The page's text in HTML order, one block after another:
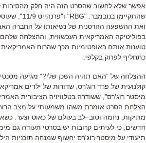
אפשר שלא לחשוב שהסרט הזה היה חלק מהסיבות
שהתקיימו בנובמבר . "
RBG
" ו"פרנהייט 11/9
",
ואת ההשפעה ההרסנית של נשיאותו על החברה
בפוליטיקה האמריקאית העכשווית וההצלחה שלהם
טוענות אותם באופטימיות מכך שהרוח
כתחליף לפתק בקלפי
ההצלחה של "האם תהיה השכן שלי?" מגיעה
קולנועית של פרד רוג'רס שדורות של ילדים
מיסטר רוג'רס", ששודרה בטלוויזיה הציבורית
הצלחת הסרט אומרת משהו משמעותי על מצב
מתיקות נחמה וטוב–לב בעולם של כאוס וצער
חדשים כי לעיתים קרובות יש בסרטי תעודה גם
תיעודי על מיסטר רוג'רס יחשוף שמנחה תוכניות